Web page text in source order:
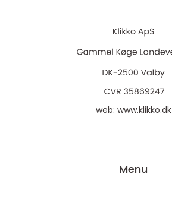
web: www.klikko.dk
Menu